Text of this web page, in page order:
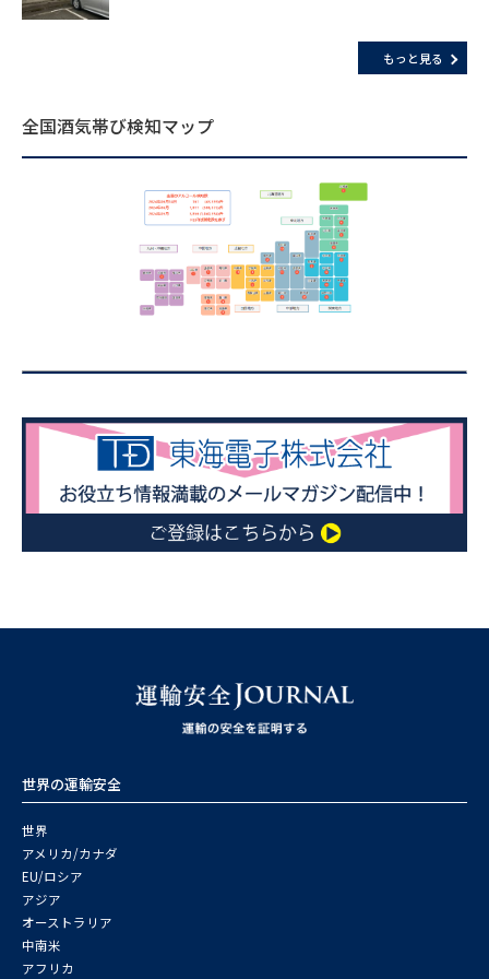
もっと見る
全国酒気帯び検知マップ
世界の運輸安全
世界
アメリカ/カナダ
EU/ロシア
アジア
オーストラリア
中南米
アフリカ